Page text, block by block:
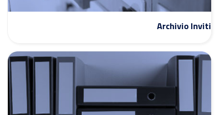
Archivio Inviti